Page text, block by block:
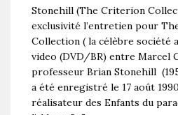
Stonehill (The Criterion
exclusivité l’entretien pour
Collection ( la célèbre société
video (DVD/BR) entre Marcel
professeur Brian Stonehill
a été enregistré le 17 août
réalisateur des Enfants du